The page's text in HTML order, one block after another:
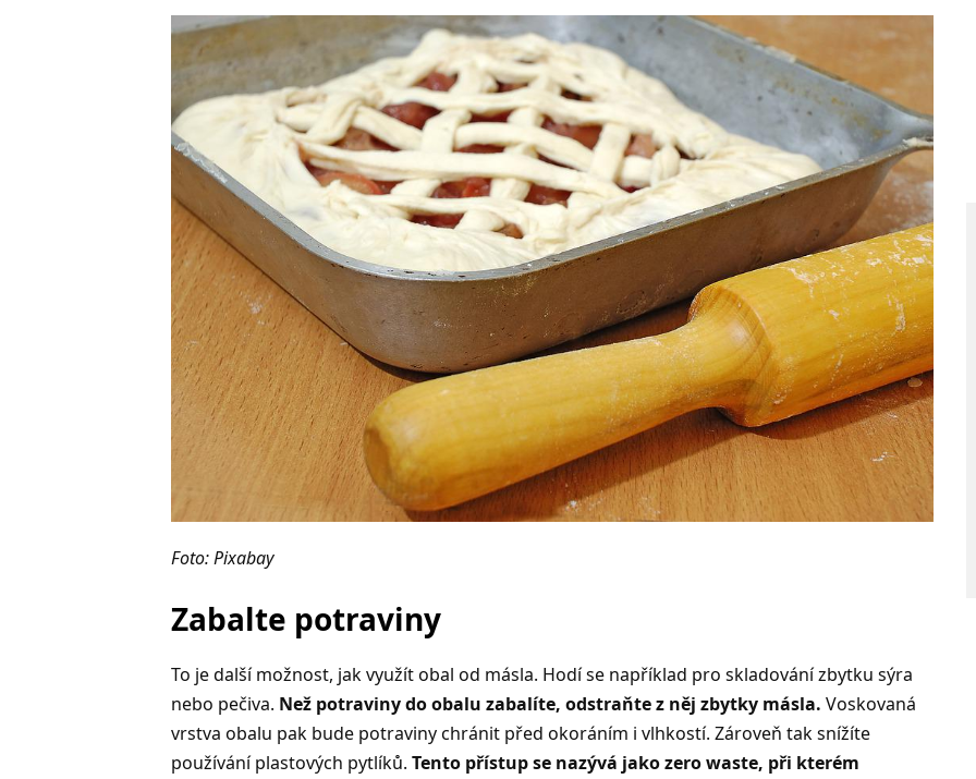
Foto: Pixabay
Zabalte potraviny
To je další možnost, jak využít obal od másla. Hodí se například pro skladování zbytku sýra
nebo pečiva. Než potraviny do obalu zabalíte, odstraňte z něj zbytky másla. Voskovaná
vrstva obalu pak bude potraviny chránit před okoráním i vlhkostí. Zároveň tak snížíte
používání plastových pytlíků. Tento přístup se nazývá jako zero waste, při kterém